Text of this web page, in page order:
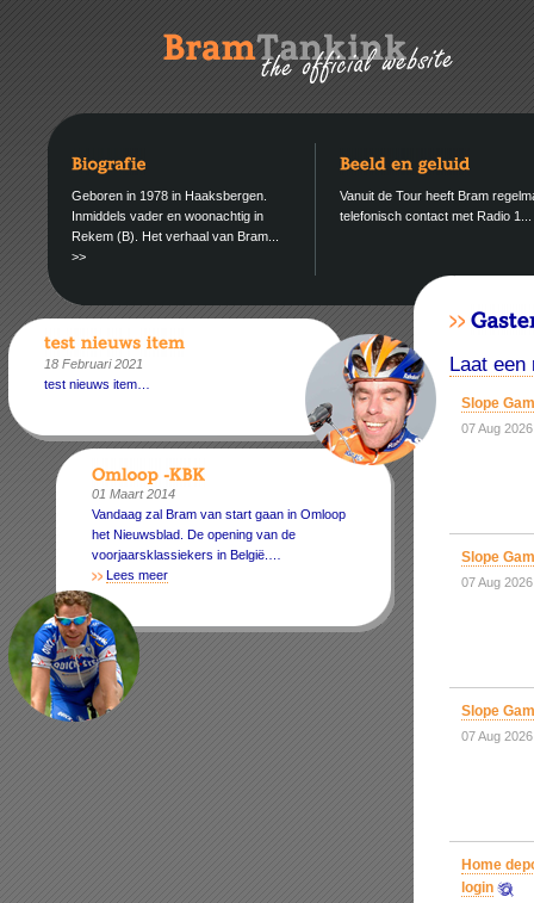
Geboren in 1978 in Haaksbergen.
Inmiddels vader en woonachtig in
Rekem (B). Het verhaal van Bram...
>>
Vanuit de Tour heeft Bram
telefonisch contact met Radio 1...
18 Februari 2021
test nieuws item…
01 Maart 2014
Vandaag zal Bram van start gaan in Omloop
het Nieuwsblad. De opening van de
voorjaarsklassiekers in België.…
Lees meer
Laat een
Slope
07 Aug
Slope
07 Aug
Slope
07 Aug
Home
login